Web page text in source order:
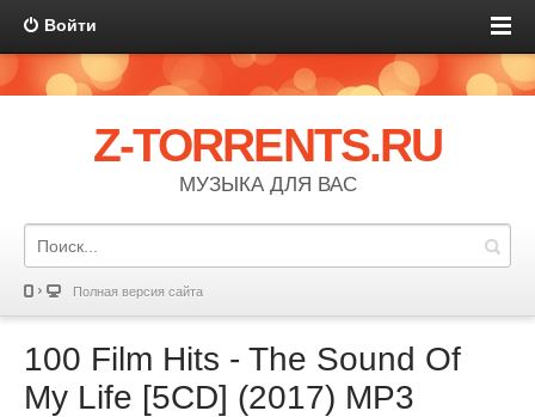
Войти
Z-TORRENTS.RU
МУЗЫКА ДЛЯ ВАС
Полная версия сайта
100 Film Hits - The Sound Of
My Life [5CD] (2017) MP3